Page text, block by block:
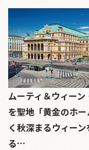
ムーティ＆ウィーン
を聖地「黄金のホ
く秋深まるウィー
る…